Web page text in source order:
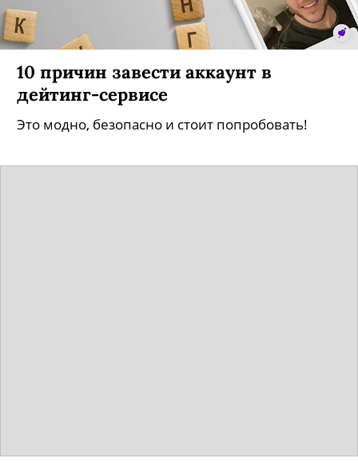
10 причин завести аккаунт в
дейтинг-сервисе
Это модно, безопасно и стоит попробовать!